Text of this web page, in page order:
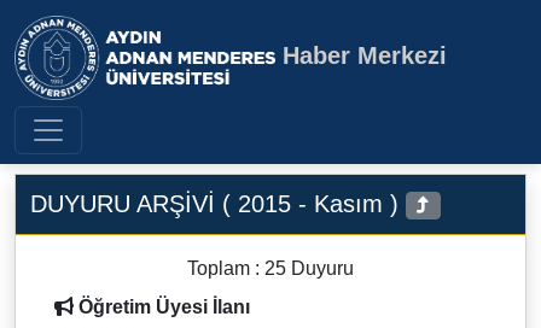
Aydın Adnan Menderes
Haber Merkezi
DUYURU ARŞİVİ ( 2015 - Kasım )
Toplam : 25 Duyuru
Öğretim Üyesi İlanı